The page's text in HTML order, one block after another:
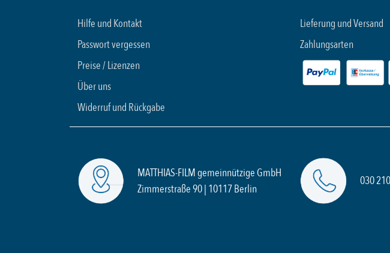
Hilfe und Kontakt
Passwort vergessen
Preise / Lizenzen
Über uns
Widerruf und Rückgabe
Lieferung und Versand
Zahlungsarten
MATTHIAS-FILM gemeinnützige GmbH
Zimmerstraße 90 | 10117 Berlin
030